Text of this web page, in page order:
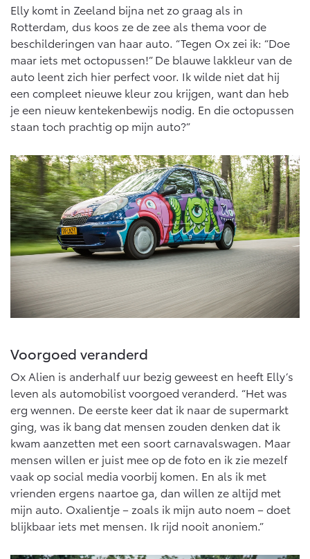
Elly komt in Zeeland bijna net zo graag als in
Rotterdam, dus koos ze de zee als thema voor de
beschilderingen van haar auto. “Tegen Ox zei ik: “Doe
maar iets met octopussen!” De blauwe lakkleur van de
auto leent zich hier perfect voor. Ik wilde niet dat hij
een compleet nieuwe kleur zou krijgen, want dan heb
je een nieuw kentekenbewijs nodig. En die octopussen
staan toch prachtig op mijn auto?”
Voorgoed veranderd
Ox Alien is anderhalf uur bezig geweest en heeft Elly’s
leven als automobilist voorgoed veranderd. “Het was
erg wennen. De eerste keer dat ik naar de supermarkt
ging, was ik bang dat mensen zouden denken dat ik
kwam aanzetten met een soort carnavalswagen. Maar
mensen willen er juist mee op de foto en ik zie mezelf
vaak op social media voorbij komen. En als ik met
vrienden ergens naartoe ga, dan willen ze altijd met
mijn auto. Oxalientje – zoals ik mijn auto noem – doet
blijkbaar iets met mensen. Ik rijd nooit anoniem.”